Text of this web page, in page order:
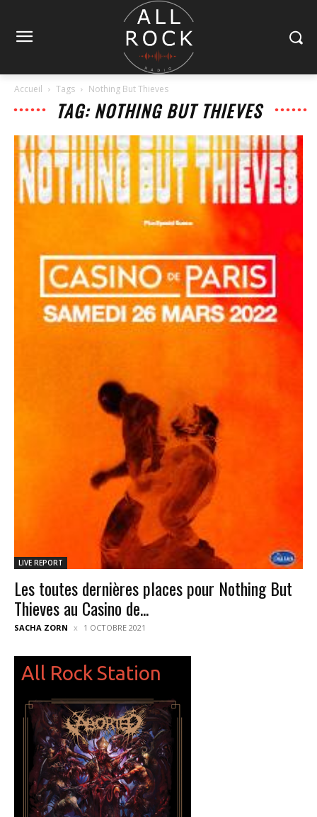
Accueil Tags Nothing But Thieves
TAG: NOTHING BUT THIEVES
LIVE REPORT
Les toutes dernières places pour Nothing But
Thieves au Casino de...
SACHA ZORN 1 OCTOBRE 2021